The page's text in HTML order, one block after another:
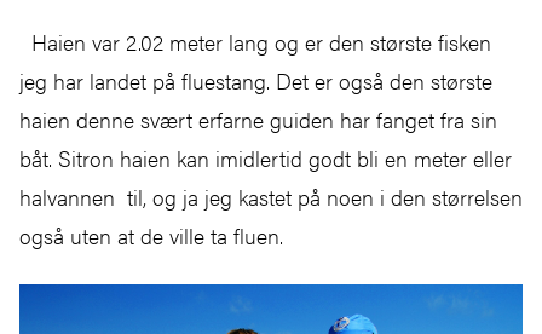
Haien var 2.02 meter lang og er den største fisken
jeg har landet på fluestang. Det er også den største
haien denne svært erfarne guiden har fanget fra sin
båt. Sitron haien kan imidlertid godt bli en meter eller
halvannen til, og ja jeg kastet på noen i den størrelsen
også uten at de ville ta fluen.